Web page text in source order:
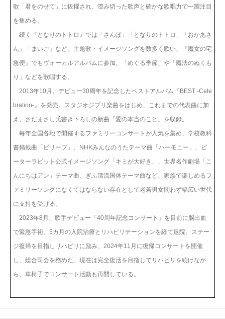
歌「君をのせて」に抜擢され、澄み切った歌声と確かな歌唱力で一躍注目
を集める。
続く『となりのトトロ』では「さんぽ」「となりのトトロ」「おかあさ
ん」「まいご」など、主題歌・イメージソングを数多く歌い、『魔女の宅
急便』でもヴォーカルアルバムに参加、「めぐる季節」や「魔法のぬくも
り」などを歌唱する。
2013年10月、デビュー30周年を記念したベストアルバム『BEST -Cele
bration-』を発売。スタジオジブリ楽曲をはじめ、これまでの代表曲に加
え、さだまさし氏書き下ろしの新曲「愛の本当のこと」を収録。
毎年全国各地で開催するファミリーコンサートが人気を集め、学校教科
書掲載曲「ビリーブ」、NHKみんなのうたテーマ曲「ハーモニー」、ピ
ーターラビット公式イメージソング「キミが大好き」、世界名作劇場「こ
んにちはアン」テーマ曲、ぎふ清流国体テーマ曲など、家族で楽しめるフ
ァミリーソングになくてはならない存在として老若男女問わず幅広い世代
に支持を受ける。
2023年8月、歌手デビュー「40周年記念コンサート」を目前に脳出血
で緊急手術、5カ月の入院治療とリハビリテーションを経て退院、ステー
ジ復帰を目指しリハビリに励み、2024年11月に復帰コンサートを開催
し、総合司会を務めた。現在は完全復活を目指してリハビリを続けなが
ら、車椅子でコンサート活動も再開している。